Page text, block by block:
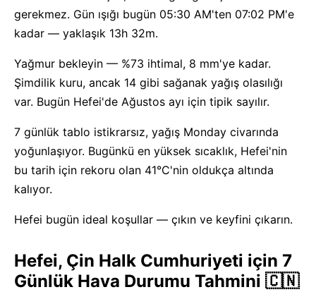
gerekmez. Gün ışığı bugün 05:30 AM'ten 07:02 PM'e
kadar — yaklaşık 13h 32m.
Yağmur bekleyin — %73 ihtimal, 8 mm'ye kadar.
Şimdilik kuru, ancak 14 gibi sağanak yağış olasılığı
var. Bugün Hefei'de Ağustos ayı için tipik sayılır.
7 günlük tablo istikrarsız, yağış Monday civarında
yoğunlaşıyor. Bugünkü en yüksek sıcaklık, Hefei'nin
bu tarih için rekoru olan 41°C'nin oldukça altında
kalıyor.
Hefei bugün ideal koşullar — çıkın ve keyfini çıkarın.
Hefei, Çin Halk Cumhuriyeti için 7
Günlük Hava Durumu Tahmini 🇨🇳